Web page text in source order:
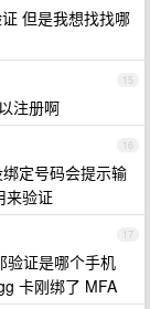
但是我想找找哪
15
注册啊
16
定号码会提示输
来验证
17
验证是哪个手机
卡刚绑了 MFA